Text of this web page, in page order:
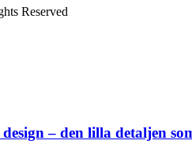
Reserved
– den lilla detaljen